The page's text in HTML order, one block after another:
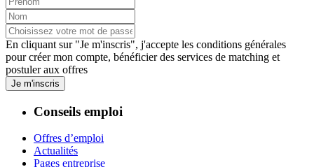
En cliquant sur "Je m'inscris", j'accepte les conditions générales
pour créer mon compte, bénéficier des services de matching et
postuler aux offres
Je m'inscris
Conseils emploi
Offres d’emploi
Actualités
Pages entreprise